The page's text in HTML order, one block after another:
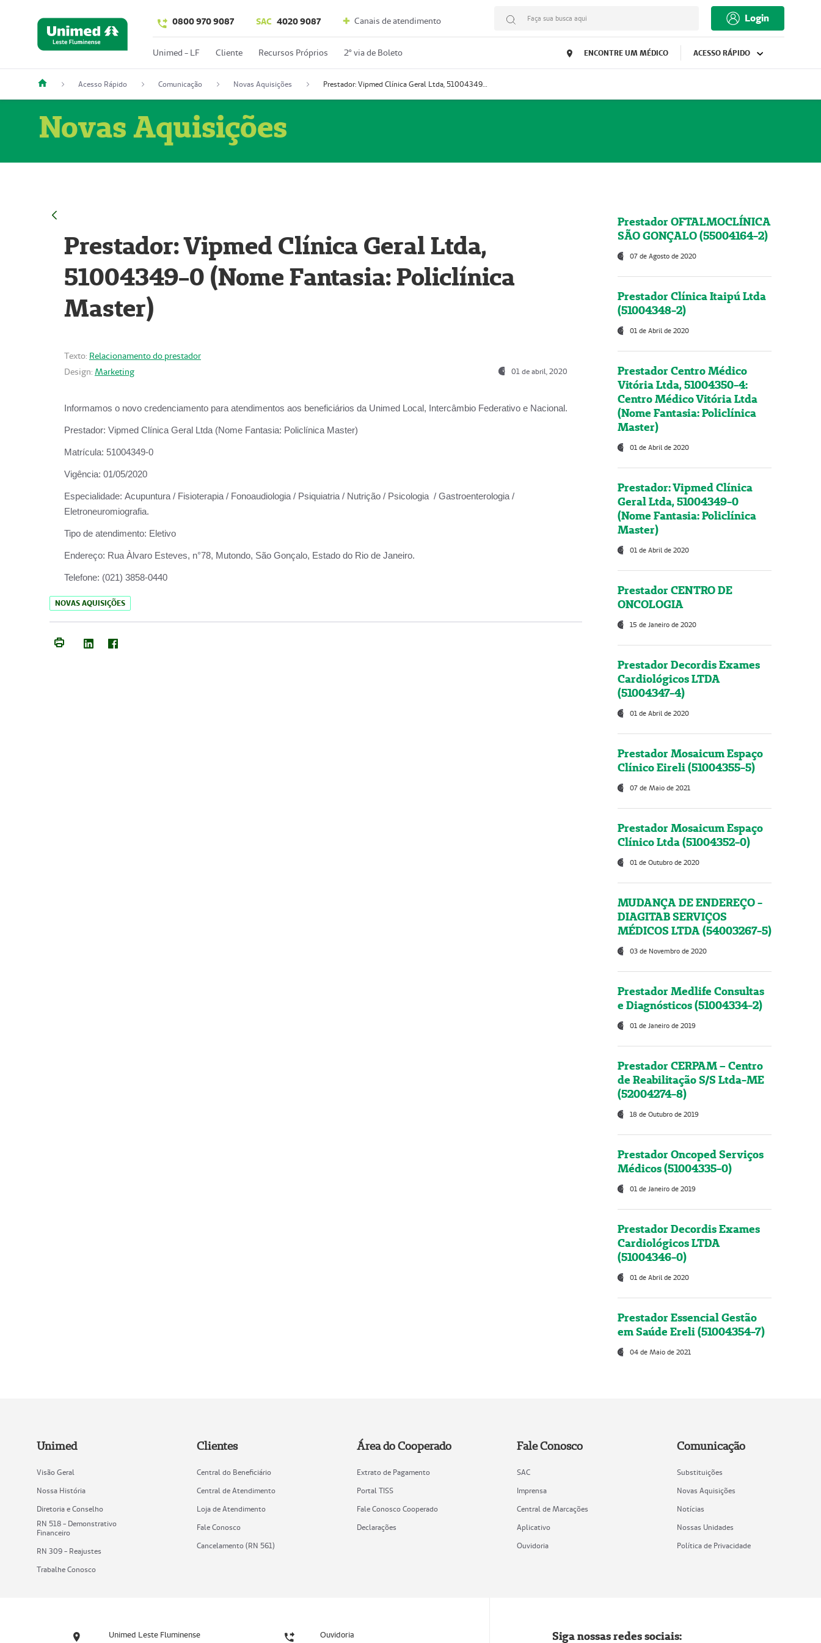
0800 970 9087 SAC 4020 9087 Canais de atendimento Faça sua busca aqui Login
Unimed - LF Cliente Recursos Próprios 2º via de Boleto ENCONTRE UM MÉDICO ACESSO RÁPIDO
Acesso Rápido Comunicação Novas Aquisições Prestador: Vipmed Clínica Geral Ltda, 51004349-0 (Nome Fantasia: Policlínica Master)
Novas Aquisições
Prestador: Vipmed Clínica Geral Ltda,
51004349-0 (Nome Fantasia: Policlínica
Master)
Texto: Relacionamento do prestador
Design: Marketing 01 de abril, 2020
Informamos o novo credenciamento para atendimentos aos beneficiários da Unimed Local, Intercâmbio Federativo e Nacional.
Prestador: Vipmed Clínica Geral Ltda (Nome Fantasia: Policlínica Master)
Matrícula: 51004349-0
Vigência: 01/05/2020
Especialidade: Acupuntura / Fisioterapia / Fonoaudiologia / Psiquiatria / Nutrição / Psicologia / Gastroenterologia /
Eletroneuromiografia.
Tipo de atendimento: Eletivo
Endereço: Rua Àlvaro Esteves, n°78, Mutondo, São Gonçalo, Estado do Rio de Janeiro.
Telefone: (021) 3858-0440
NOVAS AQUISIÇÕES
Prestador OFTALMOCLÍNICA
SÃO GONÇALO (55004164-2)
07 de Agosto de 2020
Prestador Clínica Itaipú Ltda
(51004348-2)
01 de Abril de 2020
Prestador Centro Médico
Vitória Ltda, 51004350-4:
Centro Médico Vitória Ltda
(Nome Fantasia: Policlínica
Master)
01 de Abril de 2020
Prestador: Vipmed Clínica
Geral Ltda, 51004349-0
(Nome Fantasia: Policlínica
Master)
01 de Abril de 2020
Prestador CENTRO DE
ONCOLOGIA
15 de Janeiro de 2020
Prestador Decordis Exames
Cardiológicos LTDA
(51004347-4)
01 de Abril de 2020
Prestador Mosaicum Espaço
Clínico Eireli (51004355-5)
07 de Maio de 2021
Prestador Mosaicum Espaço
Clínico Ltda (51004352-0)
01 de Outubro de 2020
MUDANÇA DE ENDEREÇO -
DIAGITAB SERVIÇOS
MÉDICOS LTDA (54003267-5)
03 de Novembro de 2020
Prestador Medlife Consultas
e Diagnósticos (51004334-2)
01 de Janeiro de 2019
Prestador CERPAM – Centro
de Reabilitação S/S Ltda-ME
(52004274-8)
18 de Outubro de 2019
Prestador Oncoped Serviços
Médicos (51004335-0)
01 de Janeiro de 2019
Prestador Decordis Exames
Cardiológicos LTDA
(51004346-0)
01 de Abril de 2020
Prestador Essencial Gestão
em Saúde Ereli (51004354-7)
04 de Maio de 2021
Unimed
Visão Geral
Nossa História
Diretoria e Conselho
RN 518 - Demonstrativo
Financeiro
RN 309 - Reajustes
Trabalhe Conosco
Clientes
Central do Beneficiário
Central de Atendimento
Loja de Atendimento
Fale Conosco
Cancelamento (RN 561)
Área do Cooperado
Extrato de Pagamento
Portal TISS
Fale Conosco Cooperado
Declarações
Fale Conosco
SAC
Imprensa
Central de Marcações
Aplicativo
Ouvidoria
Comunicação
Substituições
Novas Aquisições
Notícias
Nossas Unidades
Política de Privacidade
Unimed Leste Fluminense Ouvidoria Siga nossas redes sociais: